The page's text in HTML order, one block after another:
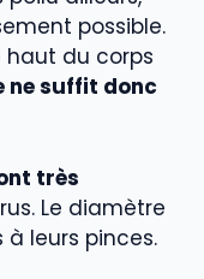
possible.
haut du corps
ne suffit donc
très
Le diamètre
leurs pinces.